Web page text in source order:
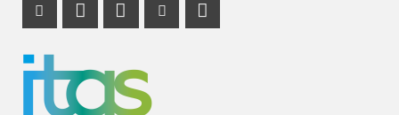
Instagram Profil
Profil Mastodon
LinkedIn Profil
Youtube Profil
RSS-Link